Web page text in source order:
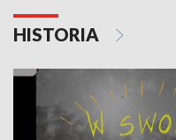
HISTORIA